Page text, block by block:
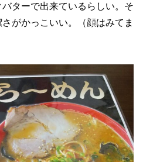
ターで出来ているらしい。そ
がかっこいい。（顔はみてま